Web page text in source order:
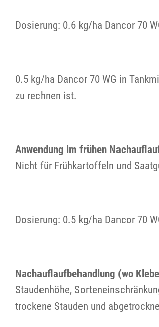
Dosierung: 0.6 kg/ha Dancor 70
0.5 kg/ha Dancor 70 WG in
zu rechnen ist.
Anwendung im frühen
Nicht für Frühkartoffeln und
Dosierung: 0.5 kg/ha Dancor 70
Nachauflaufbehandlung (wo
Staudenhöhe,
trockene Stauden und